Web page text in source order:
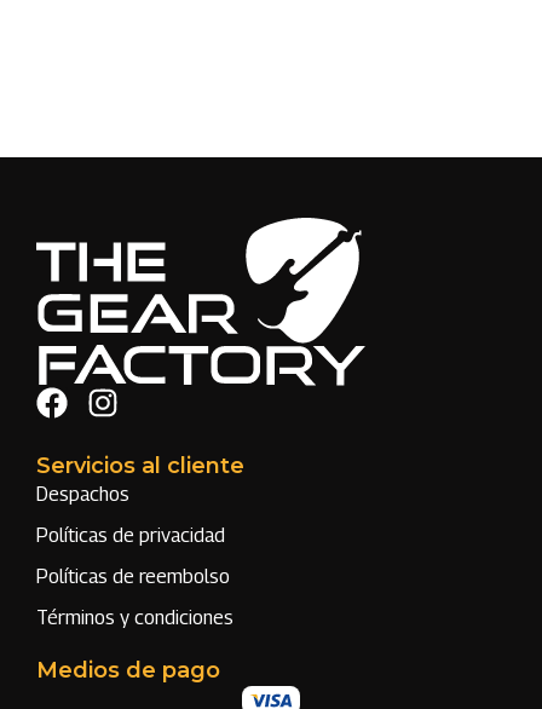
Servicios al cliente
Despachos
Políticas de privacidad
Políticas de reembolso
Términos y condiciones
Medios de pago